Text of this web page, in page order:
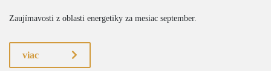
Zaujímavosti z oblasti energetiky za mesiac september.
viac